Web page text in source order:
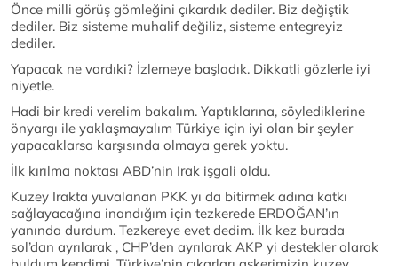
Önce milli görüş gömleğini çıkardık dediler. Biz değiştik
dediler. Biz sisteme muhalif değiliz, sisteme entegreyiz
dediler.
Yapacak ne vardıki? İzlemeye başladık. Dikkatli gözlerle iyi
niyetle.
Hadi bir kredi verelim bakalım. Yaptıklarına, söylediklerine
önyargı ile yaklaşmayalım Türkiye için iyi olan bir şeyler
yapacaklarsa karşısında olmaya gerek yoktu.
İlk kırılma noktası ABD’nin Irak işgali oldu.
Kuzey Irakta yuvalanan PKK yı da bitirmek adına katkı
sağlayacağına inandığım için tezkerede ERDOĞAN’ın
yanında durdum. Tezkereye evet dedim. İlk kez burada
sol’dan ayrılarak , CHP’den ayrılarak AKP yi destekler olarak